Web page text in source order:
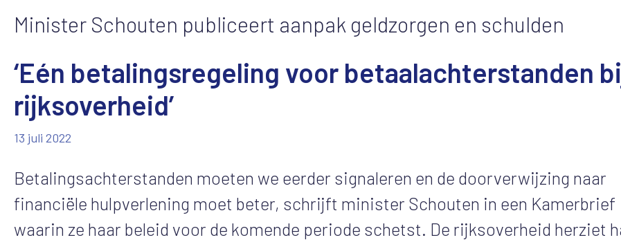
Minister Schouten publiceert aanpak geldzorgen en schulden
‘Eén betalingsregeling voor betaalachterstanden
rijksoverheid’
13 juli 2022
Betalingsachterstanden moeten we eerder signaleren en de doorverwijzing naar
financiële hulpverlening moet beter, schrijft minister Schouten in een Kamerbrief
waarin ze haar beleid voor de komende periode schetst. De rijksoverheid herziet